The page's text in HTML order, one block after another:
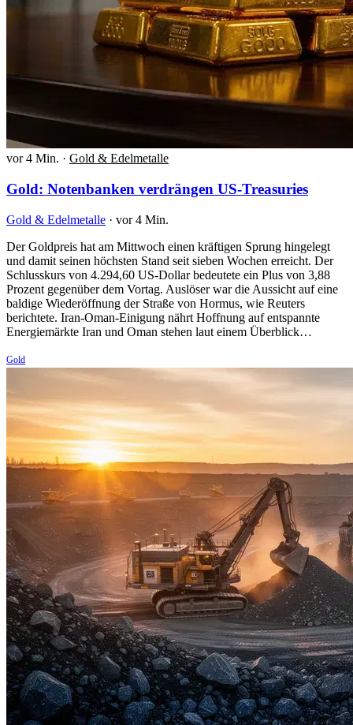
vor 4 Min. · Gold & Edelmetalle
Gold: Notenbanken verdrängen US-Treasuries
Gold & Edelmetalle · vor 4 Min.
Der Goldpreis hat am Mittwoch einen kräftigen Sprung hingelegt
und damit seinen höchsten Stand seit sieben Wochen erreicht. Der
Schlusskurs von 4.294,60 US-Dollar bedeutete ein Plus von 3,88
Prozent gegenüber dem Vortag. Auslöser war die Aussicht auf eine
baldige Wiederöffnung der Straße von Hormus, wie Reuters
berichtete. Iran-Oman-Einigung nährt Hoffnung auf entspannte
Energiemärkte Iran und Oman stehen laut einem Überblick…
Gold